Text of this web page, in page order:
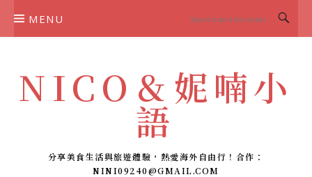
MENU
NICO＆妮喃小
語
分享美食生活與旅遊體驗，熱愛海外自由行！合作：
NINI09240@GMAIL.COM